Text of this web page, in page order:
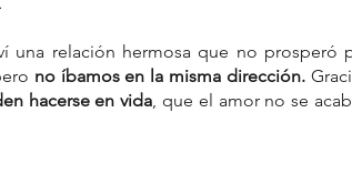
una relación hermosa que no prosperó
no íbamos en la misma dirección.
hacerse en vida, que el amor no se